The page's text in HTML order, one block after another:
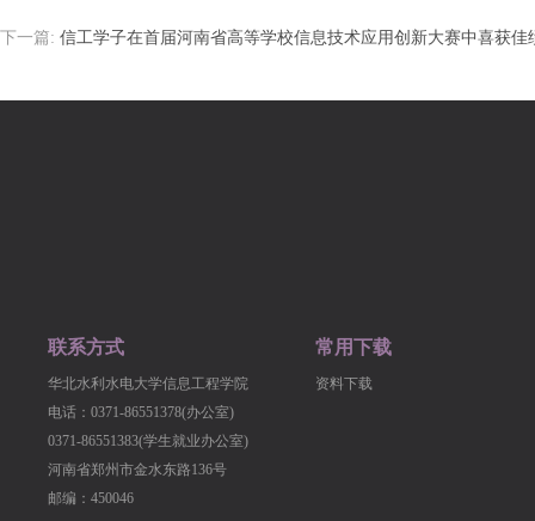
下一篇: 信工学子在首届河南省高等学校信息技术应用创新大赛中喜获佳
联系方式
华北水利水电大学信息工程学院
电话：0371-86551378(办公室)
0371-86551383(学生就业办公室)
河南省郑州市金水东路136号
邮编：450046
常用下载
资料下载